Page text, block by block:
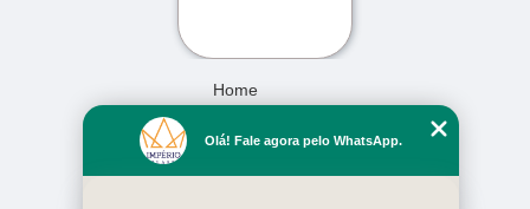
Home
Missão
Olá! Fale agora pelo WhatsApp.